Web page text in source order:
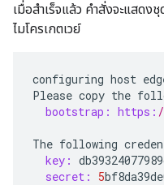
เมื่อสำเร็จแล้ว คำสั่งจะแสด
ไมโครเกตเวย์
configuring host
Please copy the
bootstrap: https:
The following
key:
secret:
5